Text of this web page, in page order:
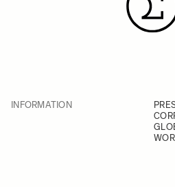
INFORMATION